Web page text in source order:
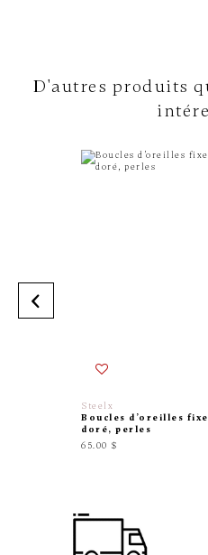
D'autres produits
Steelx
Boucles d’oreilles
doré, perles
65.00 $